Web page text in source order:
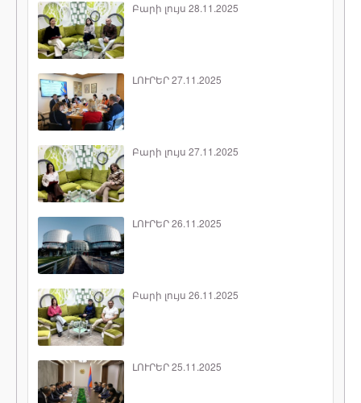
Բարի լույս 28.11.2025
ԼՈՒՐԵՐ 27.11.2025
Բարի լույս 27.11.2025
ԼՈՒՐԵՐ 26.11.2025
Բարի լույս 26.11.2025
ԼՈՒՐԵՐ 25.11.2025